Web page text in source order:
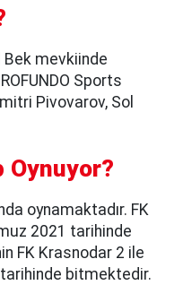
mevkiinde
Sports
Pivovarov, Sol
Oynuyor?
oynamaktadır. FK
2021 tarihinde
FK Krasnodar 2 ile
bitmektedir.